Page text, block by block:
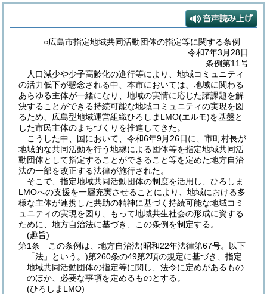
○広島市指定地域共同活動団体の指定等に関する条例
令和7年3月28日
条例第11号
人口減少や少子高齢化の進行等により、地域コミュニティ
の活力低下が懸念される中、本市においては、地域に関わる
あらゆる主体が一緒になり、地域の実情に応じた諸課題を解
決することができる持続可能な地域コミュニティの実現を図
るため、広島型地域運営組織ひろしまLMO(エルモ)を基盤と
した市民主体のまちづくりを推進してきた。
こうした中、国において、令和6年9月26日に、市町村長が
地域的な共同活動を行う地縁による団体等を指定地域共同活
動団体として指定することができること等を定めた地方自治
法の一部を改正する法律が施行された。
そこで、指定地域共同活動団体の制度を活用し、ひろしま
LMOへの支援を一層充実させることにより、地域における多
様な主体が連携した共助の精神に基づく持続可能な地域コミ
ュニティの実現を図り、もって地域共生社会の形成に資する
ために、地方自治法に基づき、この条例を制定する。
(趣旨)
第1条
この条例は、地方自治法(昭和22年法律第67号。以下
「法」という。)第260条の49第2項の規定に基づき、指定
地域共同活動団体の指定等に関し、法令に定めがあるもの
のほか、必要な事項を定めるものとする。
(ひろしまLMO)